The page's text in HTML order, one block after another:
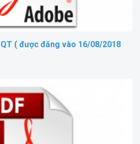
( được đăng vào 16/08/2018